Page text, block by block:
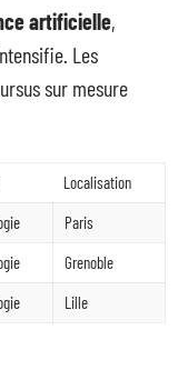
artificielle,
Les
sur mesure
Localisation
Paris
Grenoble
Lille